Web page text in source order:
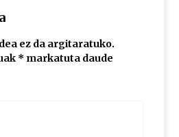
#297: Bide, Boards Of Canada, Somak,
Teens, Underscores, Habia
ez da argitaratuko.
* markatuta daude